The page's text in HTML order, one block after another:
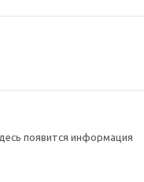
появится информация